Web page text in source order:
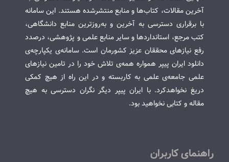
آخرین مقالات، کتاب‌ها و منابع منتشرشده هستند. این سامانه
با برقراری دسترسی به آخرین و به‌روزترین منابع دانشگاهی،
کتب مرجع، استانداردها و سایر منابع علمی و پژوهشی، درصدد
رفع نیازهای محققان عزیز کشورمان است. سامانه‌ی یکپارچه‌ی
دانلود ایران پیپر همواره همه‌ی تلاش خود را در تامین نیازهای
علمی جامعه‌ی علمی به کاربسته و در این راه از هیچ کمکی
دریغ نخواهدکرد. با ایران پیپر دیگر نگران دسترسی به هیچ
مقاله و کتابی نخواهید بود.
راهنمای کاربران